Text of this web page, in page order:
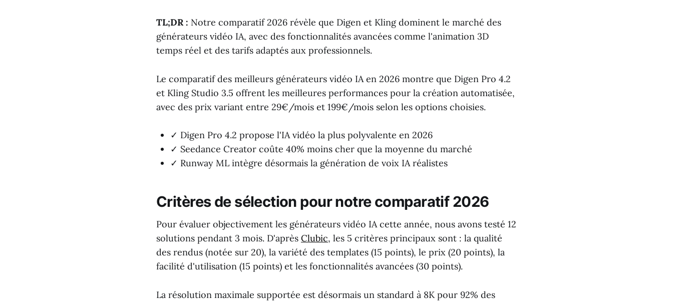
TL;DR : Notre comparatif 2026 révèle que Digen et Kling dominent le marché des
générateurs vidéo IA, avec des fonctionnalités avancées comme l'animation 3D
temps réel et des tarifs adaptés aux professionnels.
Le comparatif des meilleurs générateurs vidéo IA en 2026 montre que Digen Pro 4.2
et Kling Studio 3.5 offrent les meilleures performances pour la création automatisée,
avec des prix variant entre 29€/mois et 199€/mois selon les options choisies.
✓ Digen Pro 4.2 propose l'IA vidéo la plus polyvalente en 2026
✓ Seedance Creator coûte 40% moins cher que la moyenne du marché
✓ Runway ML intègre désormais la génération de voix IA réalistes
Critères de sélection pour notre comparatif 2026
Pour évaluer objectivement les générateurs vidéo IA cette année, nous avons testé 12
solutions pendant 3 mois. D'après Clubic, les 5 critères principaux sont : la qualité
des rendus (notée sur 20), la variété des templates (15 points), le prix (20 points), la
facilité d'utilisation (15 points) et les fonctionnalités avancées (30 points).
La résolution maximale supportée est désormais un standard à 8K pour 92% des